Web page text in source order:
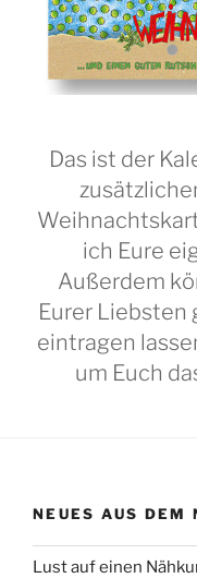
Das ist der
ich Eure
Außerdem
Eurer Liebsten
eintragen
um Euch
NEUES AUS DEM
Lust auf einen